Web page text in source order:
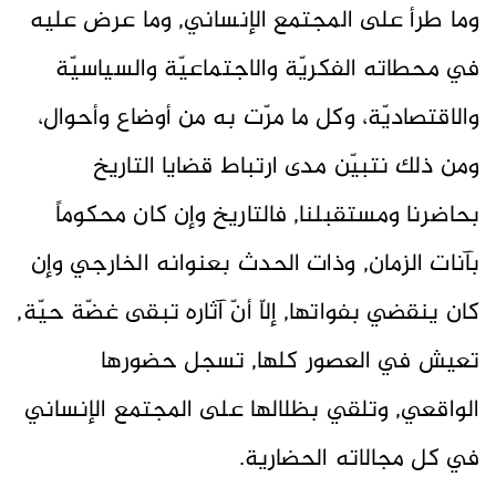
وما طرأ على المجتمع الإنساني, وما عرض عليه
في محطاته الفكريّة والاجتماعيّة والسياسيّة
والاقتصاديّة، وكل ما مرّت به من أوضاع وأحوال،
ومن ذلك نتبيّن مدى ارتباط قضايا التاريخ
بحاضرنا ومستقبلنا, فالتاريخ وإن كان محكوماً
بآنات الزمان, وذات الحدث بعنوانه الخارجي وإن
كان ينقضي بفواتها, إلاّ أنّ آثاره تبقى غضّة حيّة,
تعيش في العصور كلها, تسجل حضورها
الواقعي, وتلقي بظلالها على المجتمع الإنساني
في كل مجالاته الحضارية.